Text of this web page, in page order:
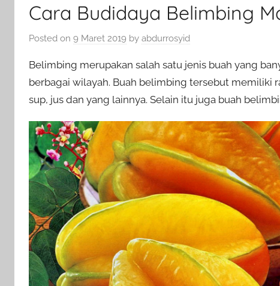
Cara Budidaya Belimbing
Posted on 9 Maret 2019 by abdurrosyid
Belimbing merupakan salah satu jenis buah yang
berbagai wilayah. Buah belimbing tersebut memiliki
sup, jus dan yang lainnya. Selain itu juga buah